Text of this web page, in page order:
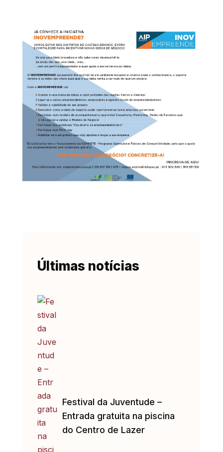
Últimas notícias
Festival da Juventude –
Entrada gratuita na piscina
do Centro de Lazer